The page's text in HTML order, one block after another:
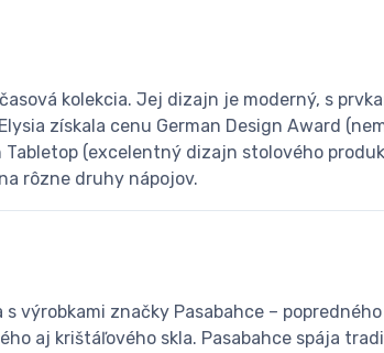
kolekcia. Jej dizajn je moderný, s
získala cenu German Design Award
(excelentný dizajn stolového
rôzne druhy nápojov.
výrobkami značky Pasabahce –
aj krištáľového skla. Pasabahce spája